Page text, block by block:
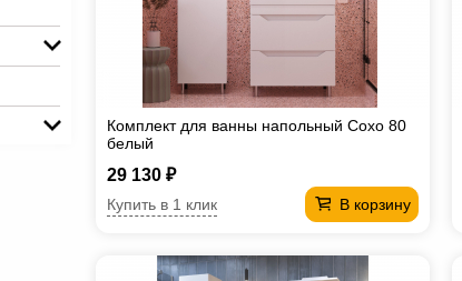
Комплект для ванны напольный Сохо 80
белый
29 130 ₽
В корзину
Купить в 1 клик